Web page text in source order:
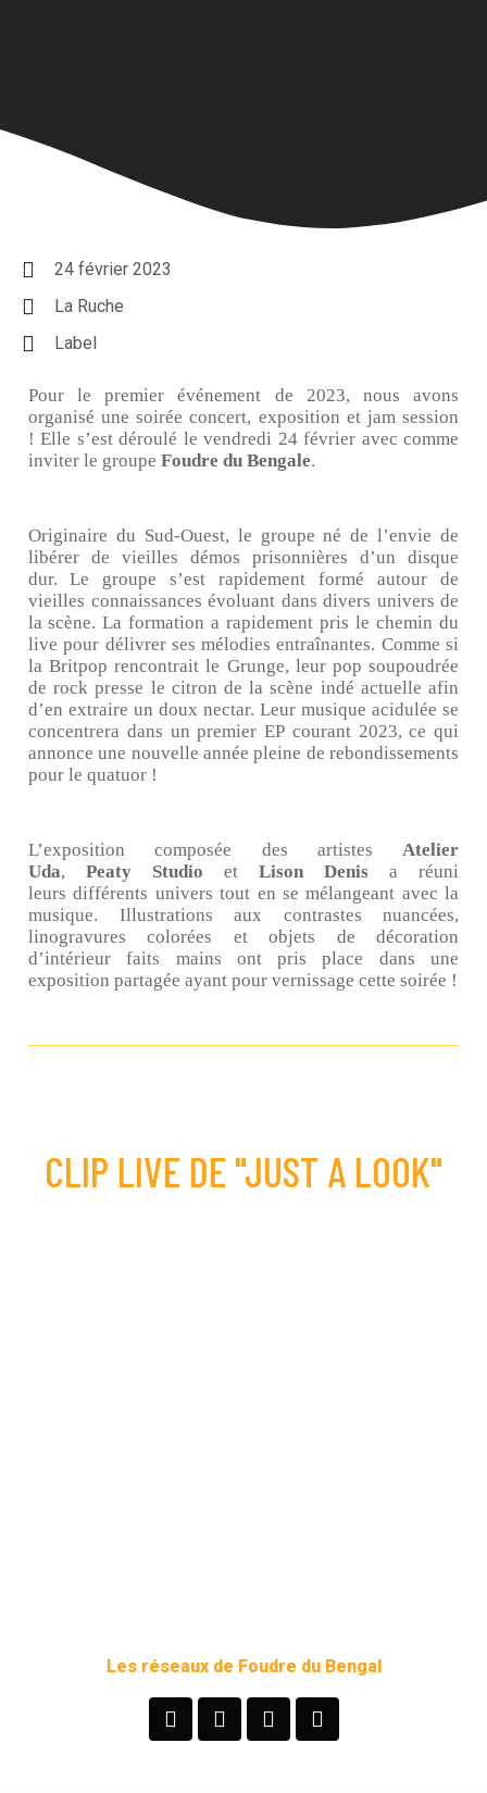
24 février 2023
La Ruche
Label
Pour le premier événement de 2023, nous avons
organisé une soirée concert, exposition et jam session
! Elle s’est déroulé le vendredi 24 février avec comme
inviter le groupe Foudre du Bengale.
Originaire du Sud-Ouest, le groupe né de l’envie de
libérer de vieilles démos prisonnières d’un disque
dur. Le groupe s’est rapidement formé autour de
vieilles connaissances évoluant dans divers univers de
la scène. La formation a rapidement pris le chemin du
live pour délivrer ses mélodies entraînantes. Comme si
la Britpop rencontrait le Grunge, leur pop soupoudrée
de rock presse le citron de la scène indé actuelle afin
d’en extraire un doux nectar. Leur musique acidulée se
concentrera dans un premier EP courant 2023, ce qui
annonce une nouvelle année pleine de rebondissements
pour le quatuor !
L’exposition composée des artistes Atelier
Uda, Peaty Studio et Lison Denis a réuni
leurs différents univers tout en se mélangeant avec la
musique. Illustrations aux contrastes nuancées,
linogravures colorées et objets de décoration
d’intérieur faits mains ont pris place dans une
exposition partagée ayant pour vernissage cette soirée !
CLIP LIVE DE "JUST A LOOK"
Les réseaux de Foudre du Bengal